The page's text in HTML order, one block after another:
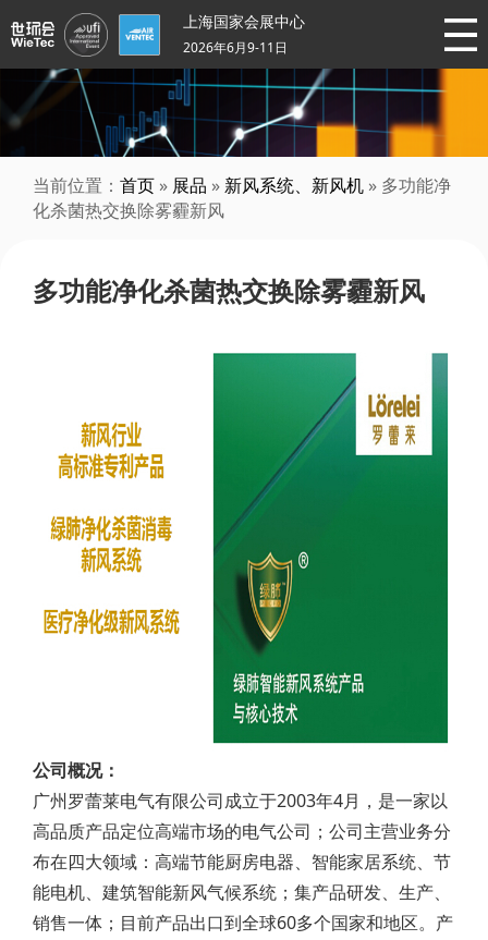
上海国家会展中心
2026年6月9-11日
当前位置： 首页 » 展品 » 新风系统、新风机 » 多功能净
化杀菌热交换除雾霾新风
多功能净化杀菌热交换除雾霾新风
公司概况：
广州罗蕾莱电气有限公司成立于2003年4月，是一家以
高品质产品定位高端市场的电气公司；公司主营业务分
布在四大领域：高端节能厨房电器、智能家居系统、节
能电机、建筑智能新风气候系统；集产品研发、生产、
销售一体；目前产品出口到全球60多个国家和地区。产